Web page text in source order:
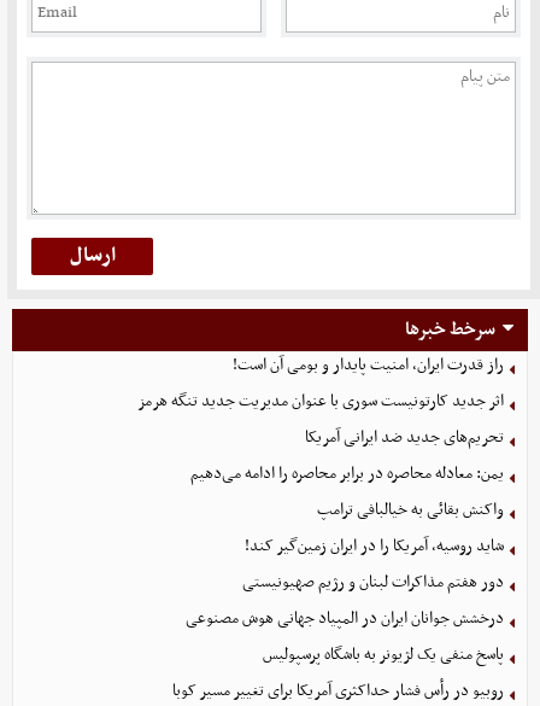
سرخط خبرها
راز قدرت ایران، امنیت پایدار و بومی آن است!
اثر جدید کارتونیست سوری با عنوان مدیریت جدید تنگه هرمز
تحریم‌های جدید ضد ایرانی آمریکا
یمن: معادله محاصره در برابر محاصره را ادامه می‌دهیم
واکنش بقائی به خیالبافی ترامپ
شاید روسیه، آمریکا را در ایران زمین‌گیر کند!
دور هفتم مذاکرات لبنان و رژیم صهیونیستی
درخشش جوانان ایران در المپیاد جهانی هوش مصنوعی
پاسخ منفی یک لژیونر به باشگاه پرسپولیس
روبیو در رأس فشار حداکثری آمریکا برای تغییر مسیر کوبا